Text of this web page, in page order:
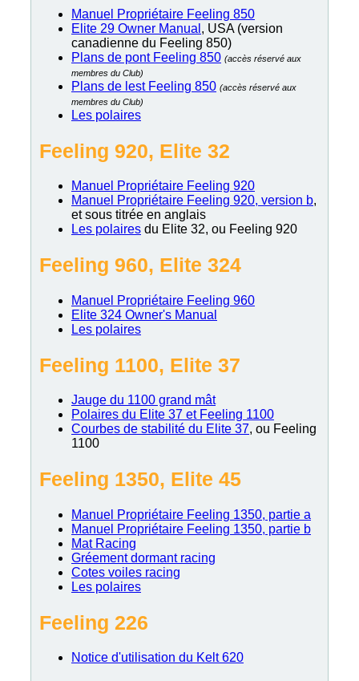
Manuel Propriétaire Feeling 850
Elite 29 Owner Manual , USA (version
canadienne du Feeling 850)
Plans de pont Feeling 850 (accès réservé aux
membres du Club)
Plans de lest Feeling 850 (accès réservé aux
membres du Club)
Les polaires
Feeling 920, Elite 32
Manuel Propriétaire Feeling 920
Manuel Propriétaire Feeling 920, version b,
et sous titrée en anglais
Les polaires du Elite 32, ou Feeling 920
Feeling 960, Elite 324
Manuel Propriétaire Feeling 960
Elite 324 Owner's Manual
Les polaires
Feeling 1100, Elite 37
Jauge du 1100 grand mât
Polaires du Elite 37 et Feeling 1100
Courbes de stabilité du Elite 37, ou Feeling
1100
Feeling 1350, Elite 45
Manuel Propriétaire Feeling 1350, partie a
Manuel Propriétaire Feeling 1350, partie b
Mat Racing
Gréement dormant racing
Cotes voiles racing
Les polaires
Feeling 226
Notice d'utilisation du Kelt 620